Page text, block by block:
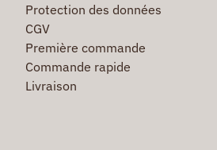
Protection des données
CGV
Première commande
Commande rapide
Livraison